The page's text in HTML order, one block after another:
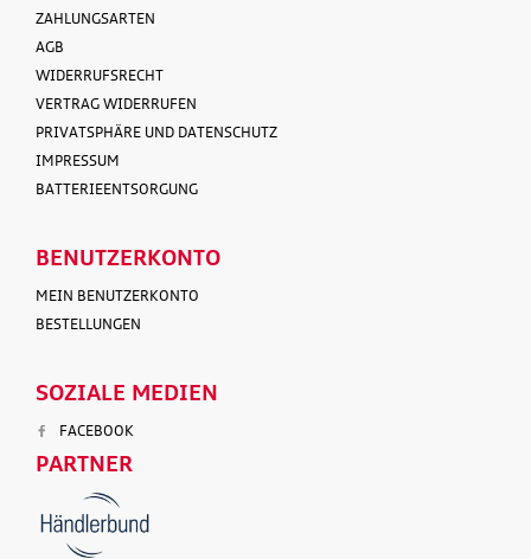
ZAHLUNGSARTEN
AGB
WIDERRUFSRECHT
VERTRAG WIDERRUFEN
PRIVATSPHÄRE UND DATENSCHUTZ
IMPRESSUM
BATTERIEENTSORGUNG
BENUTZERKONTO
MEIN BENUTZERKONTO
BESTELLUNGEN
SOZIALE MEDIEN
FACEBOOK
PARTNER